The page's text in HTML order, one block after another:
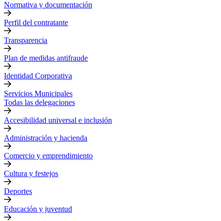
Normativa y documentación
Perfil del contratante
Transparencia
Plan de medidas antifraude
Identidad Corporativa
Servicios Municipales
Todas las delegaciones
Accesibilidad universal e inclusión
Administración y hacienda
Comercio y emprendimiento
Cultura y festejos
Deportes
Educación y juventud